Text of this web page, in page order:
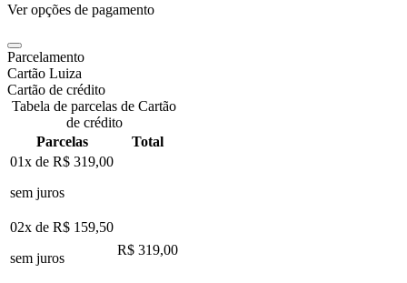
Ver opções de pagamento
Parcelamento
Cartão Luiza
Cartão de crédito
Tabela de parcelas de Cartão
de crédito
Parcelas
Total
01x de R$ 319,00
sem juros
02x de R$ 159,50
sem juros
R$ 319,00